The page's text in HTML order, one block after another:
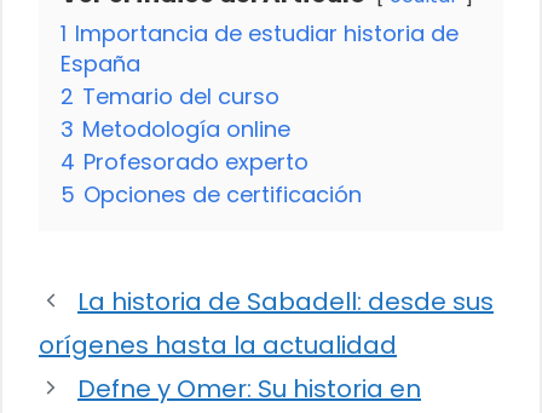
1 Importancia de estudiar historia de
España
2 Temario del curso
3 Metodología online
4 Profesorado experto
5 Opciones de certificación
La historia de Sabadell: desde sus
orígenes hasta la actualidad
Defne y Omer: Su historia en